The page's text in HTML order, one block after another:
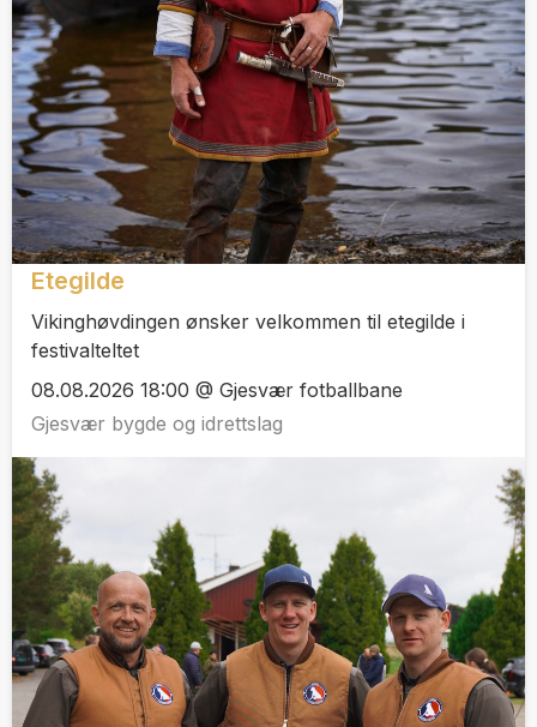
Etegilde
Vikinghøvdingen ønsker velkommen til etegilde i
festivalteltet
08.08.2026 18:00 @ Gjesvær fotballbane
Gjesvær bygde og idrettslag